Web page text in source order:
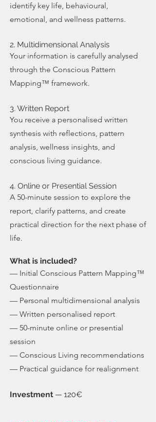
identify key life, behavioural,
emotional, and wellness patterns.
2. Multidimensional Analysis
Your information is carefully analysed
through the Conscious Pattern
Mapping™ framework.
3. Written Report
You receive a personalised written
synthesis with reflections, pattern
analysis, wellness insights, and
conscious living guidance.
4. Online or Presential Session
A 50-minute session to explore the
report, clarify patterns, and create
practical direction for the next phase of
life.
What is included?
— Initial Conscious Pattern Mapping™
Questionnaire
— Personal multidimensional analysis
— Written personalised report
— 50-minute online or presential
session
— Conscious Living recommendations
— Practical guidance for realignment
Investment — 120€